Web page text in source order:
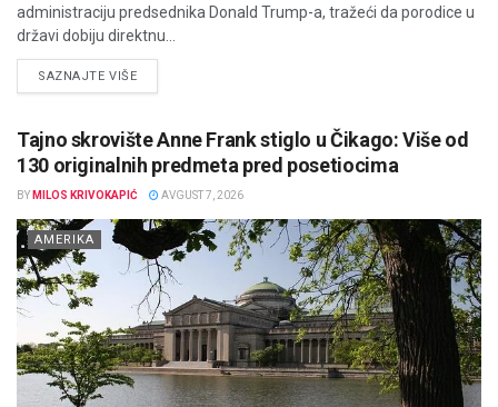
administraciju predsednika Donald Trump-a, tražeći da porodice u
državi dobiju direktnu...
SAZNAJTE VIŠEDETAILS
Tajno skrovište Anne Frank stiglo u Čikago: Više od
130 originalnih predmeta pred posetiocima
BY MILOS KRIVOKAPIĆ AVGUST 7, 2026
AMERIKA